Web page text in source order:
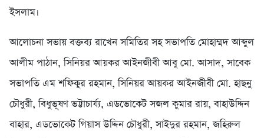
ইসলাম।
আলোচনা সভায় বক্তব্য রাখেন সমিতির সহ সভাপতি মোহাম্মদ আব্দুল
আলীম পাঠান, সিনিয়র আয়কর আইনজীবী আবু মো. আসাদ, সাবেক
সভাপতি এম শফিকুর রহমান, সিনিয়র আয়কর আইনজীবী মো. হাছনু
চৌধুরী, বিধুভূষণ ভট্টাচার্য্য, এডভোকেট সজল কুমার রায়, বাহাউদ্দিন
বাহার, এডভোকেট গিয়াস উদ্দিন চৌধুরী, সাইদুর রহমান, জহিরুল